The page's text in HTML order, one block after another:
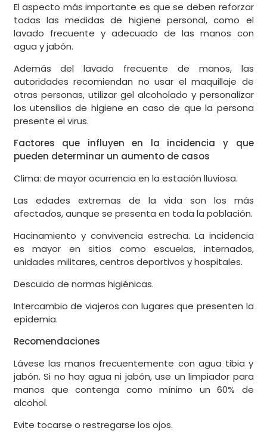
El aspecto más importante es que se deben reforzar
todas las medidas de higiene personal, como el
lavado frecuente y adecuado de las manos con
agua y jabón.
Además del lavado frecuente de manos, las
autoridades recomiendan no usar el maquillaje de
otras personas, utilizar gel alcoholado y personalizar
los utensilios de higiene en caso de que la persona
presente el virus.
Factores que influyen en la incidencia y que
pueden determinar un aumento de casos
Clima: de mayor ocurrencia en la estación lluviosa.
Las edades extremas de la vida son los más
afectados, aunque se presenta en toda la población.
Hacinamiento y convivencia estrecha. La incidencia
es mayor en sitios como escuelas, internados,
unidades militares, centros deportivos y hospitales.
Descuido de normas higiénicas.
Intercambio de viajeros con lugares que presenten la
epidemia.
Recomendaciones
Lávese las manos frecuentemente con agua tibia y
jabón. Si no hay agua ni jabón, use un limpiador para
manos que contenga como mínimo un 60% de
alcohol.
Evite tocarse o restregarse los ojos.